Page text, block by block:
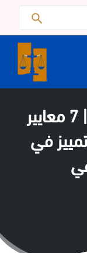
جدول المحامين التمييز | 7 معايير
في